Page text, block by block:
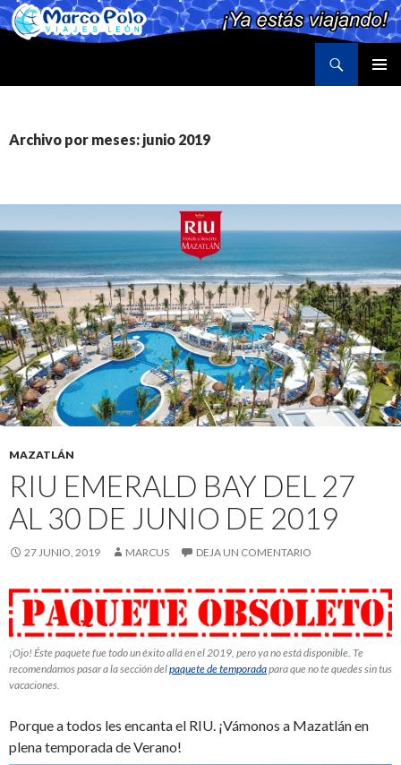
Archivo por meses: junio 2019
MAZATLÁN
RIU EMERALD BAY DEL 27
AL 30 DE JUNIO DE 2019
27 JUNIO, 2019 MARCUS DEJA UN COMENTARIO
¡Ojo! Éste paquete fue todo un éxito allá en el 2019, pero ya no está disponible. Te
recomendamos pasar a la sección delpaquete de temporadapara que no te quedes sin tus
vacaciones.
Porque a todos les encanta el RIU. ¡Vámonos a Mazatlán en
plena temporada de Verano!